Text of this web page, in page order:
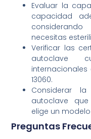
Evaluar la
capacidad
necesitas
Verificar las
autoclave
13060.
Considerar
autoclave
elige un
Preguntas